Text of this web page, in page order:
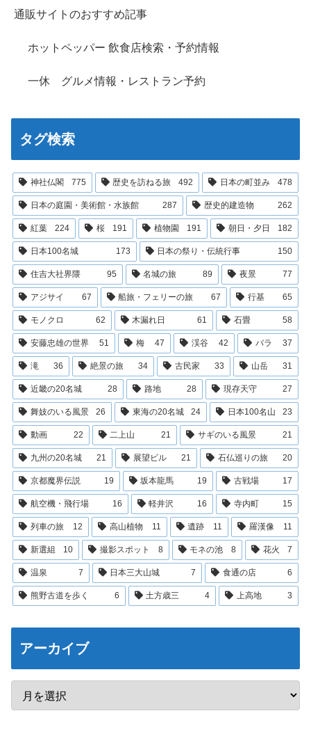
通販サイトのおすすめ記事
ホットペッパー 飲食店検索・予約情報
一休 グルメ情報・レストラン予約
タグ検索
神社仏閣 775 歴史を訪ねる旅 492 日本の町並み 478
日本の庭園・美術館・水族館 287 歴史的建造物 262
紅葉 224 桜 191 植物園 191 朝日・夕日 182
日本100名城 173 日本の祭り・伝統行事 150
住吉大社界隈 95 名城の旅 89 夜景 77
アジサイ 67 船旅・フェリーの旅 67 行基 65
モノクロ 62 木漏れ日 61 石畳 58
安藤忠雄の世界 51 梅 47 渓谷 42 バラ 37
滝 36 絶景の旅 34 古民家 33 山岳 31
近畿の20名城 28 路地 28 現存天守 27
舞妓のいる風景 26 東海の20名城 24 日本100名山 23
動画 22 二上山 21 サギのいる風景 21
九州の20名城 21 展望ビル 21 石仏巡りの旅 20
京都魔界伝説 19 坂本龍馬 19 古戦場 17
航空機・飛行場 16 軽井沢 16 寺内町 15
列車の旅 12 高山植物 11 遺跡 11 羅漢像 11
新選組 10 撮影スポット 8 モネの池 8 花火 7
温泉 7 日本三大山城 7 食通の店 6
熊野古道を歩く 6 土方歳三 4 上高地 3
アーカイブ